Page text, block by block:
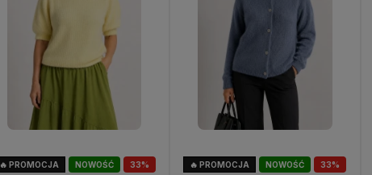
33%
NOWOŚĆ
🔥 PROMOCJA 33%
NOWOŚĆ
🔥 PROMOCJA